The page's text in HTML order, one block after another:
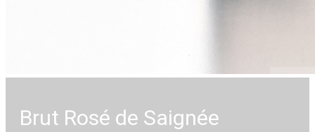
Brut Rosé de Saignée